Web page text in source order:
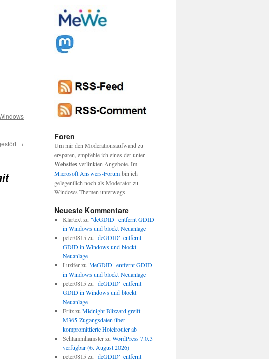
→
Foren
Um mir den Moderationsaufwand zu
ersparen, empfehle ich eines der unter
Websitesverlinkten Angebote. Im
Microsoft Answers-Forumbin ich
gelegentlich noch als Moderator zu
Windows-Themen unterwegs.
Neueste Kommentare
Klartextzu "deGDID" entfernt GDID
in Windows und blockt Neuanlage
peter0815 zu "deGDID" entfernt
GDID in Windows und blockt
Neuanlage
Luziferzu "deGDID" entfernt GDID
in Windows und blockt Neuanlage
peter0815 zu "deGDID" entfernt
GDID in Windows und blockt
Neuanlage
Fritzzu Midnight Blizzard greift
M365-Zugangsdaten über
kompromittierte Hotelrouter ab
Schlammhamsterzu WordPress 7.0.3
verfügbar (6. August 2026)
peter0815 zu "deGDID" entfernt